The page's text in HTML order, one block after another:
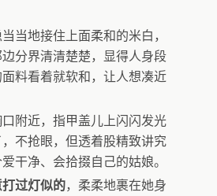
当地接住上面柔和的米白，
分界清清楚楚，显得人身段
料看着就软和，让人想凑近
附近，指甲盖儿上闪闪发光
不抢眼，但透着股精致讲究
干净、会拾掇自己的姑娘。
过灯似的​​，柔柔地裹在她身